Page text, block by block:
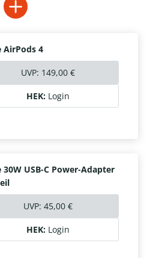
AirPods 4
UVP: 149,00 €
HEK: Login
30W USB-C Power-Adapter
UVP: 45,00 €
HEK: Login